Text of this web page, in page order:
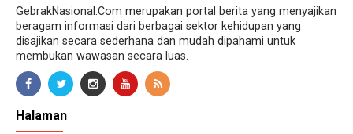
GebrakNasional.Com merupakan portal berita yang menyajikan
beragam informasi dari berbagai sektor kehidupan yang
disajikan secara sederhana dan mudah dipahami untuk
membukan wawasan secara luas.
Halaman